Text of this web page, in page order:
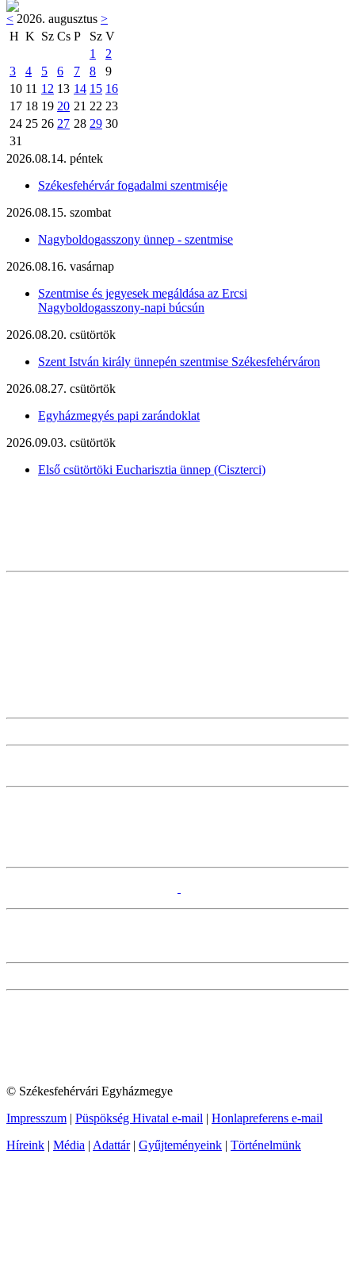
< 2026. augusztus >
H K Sz Cs P Sz V
1
2
3
4 5 6 7 8
9
10 11 12 13 14 15 16
17 18 19 20 21 22 23
24 25 26 27 28 29 30
31
2026.08.14. péntek
Székesfehérvár fogadalmi szentmiséje
2026.08.15. szombat
Nagyboldogasszony ünnep - szentmise
2026.08.16. vasárnap
Szentmise és jegyesek megáldása az Ercsi
Nagyboldogasszony-napi búcsún
2026.08.20. csütörtök
Szent István király ünnepén szentmise Székesfehérváron
2026.08.27. csütörtök
Egyházmegyés papi zarándoklat
2026.09.03. csütörtök
Első csütörtöki Eucharisztia ünnep (Ciszterci)
© Székesfehérvári Egyházmegye
Impresszum | Püspökség Hivatal e-mail | Honlapreferens e-mail
Híreink | Média | Adattár| Gyűjteményeink | Történelmünk